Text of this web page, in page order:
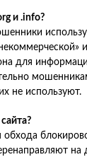
и .info?
для
не используют.
обхода
на